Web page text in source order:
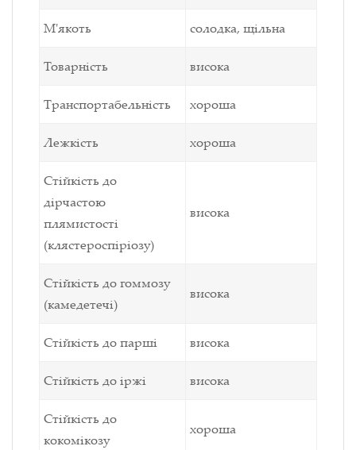
М'якоть солодка, щільна
Товарність висока
Транспортабельність хороша
Лежкість хороша
Стійкість до
дірчастою
плямистості
(клястероспіріозу)
висока
Стійкість до гоммозу
(камедетечі)
висока
Стійкість до парші висока
Стійкість до іржі висока
Стійкість до
кокомікозу
хороша